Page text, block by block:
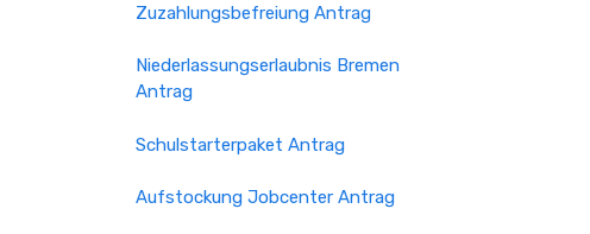
Zuzahlungsbefreiung Antrag
Niederlassungserlaubnis Bremen
Antrag
Schulstarterpaket Antrag
Aufstockung Jobcenter Antrag